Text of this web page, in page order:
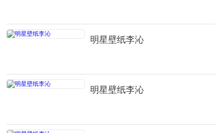
明星壁纸李沁
明星壁纸李沁